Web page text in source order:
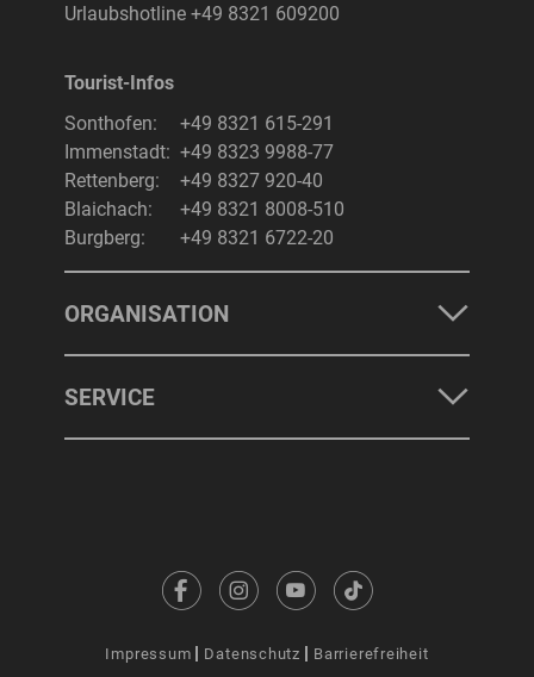
Urlaubshotline +49 8321 609200
Tourist-Infos
Sonthofen:
+49 8321 615-291
Immenstadt: +49 8323 9988-77
Rettenberg:
+49 8327 920-40
Blaichach:
+49 8321 8008-510
Burgberg:
+49 8321 6722-20
ORGANISATION
SERVICE
Impressum Datenschutz Barrierefreiheit